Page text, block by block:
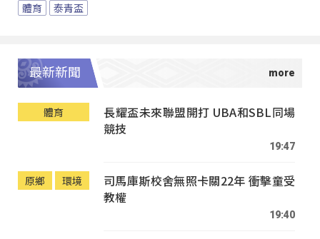
體育 泰青盃
最新新聞
體育
長耀盃未來聯盟開打 UBA和SBL同場
競技
19:47
原鄉 環境
司馬庫斯校舍無照卡關22年 衝擊童受
教權
19:40